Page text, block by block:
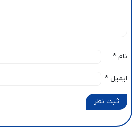
نام *
ایمیل *
ثبت نظر